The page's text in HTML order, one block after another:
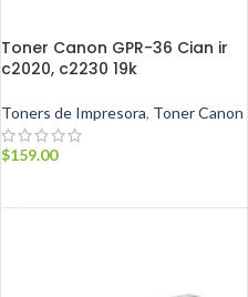
Toner Canon GPR-36 Cian ir
c2020, c2230 19k
Toners de Impresora, Toner Canon
$159.00